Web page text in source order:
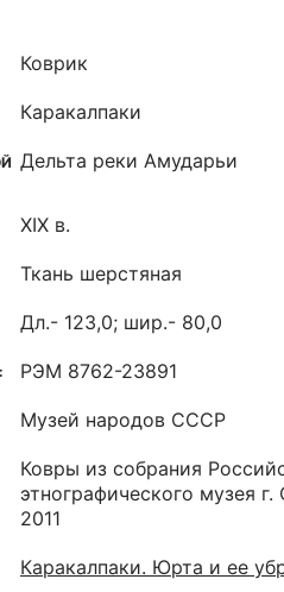
Коврик
Каракалпаки
Дельта реки Амударьи
XIX в.
Ткань шерстяная
Дл.- 123,0; шир.- 80,0
РЭМ 8762-23891
Музей народов СССР
Ковры из собрания
этнографического музея
2011
Каракалпаки. Юрта и ее